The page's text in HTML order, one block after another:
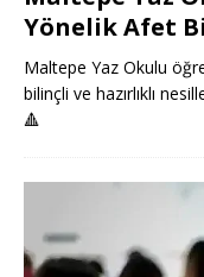
Yönelik Afet
Maltepe Yaz Okulu
bilinçli ve hazırlıklı
🔺